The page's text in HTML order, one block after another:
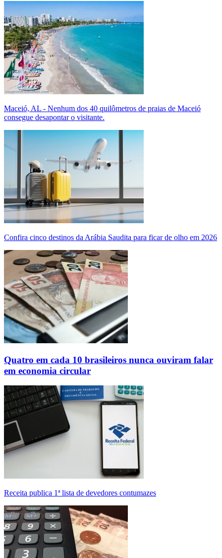
Maceió, AL - Nenhum dos 40 quilômetros de praias de Maceió
consegue desapontar o visitante.
Confira cinco destinos da Arábia Saudita para ficar de olho em 2026
Quatro em cada 10 brasileiros nunca ouviram falar
em economia circular
Receita publica 1ª lista de devedores contumazes